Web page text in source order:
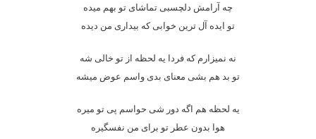
چه آرامش دلچسبی تماشای تو بهم میده
تو ایده آل ترین خوابی که بیداری من دیده
نه نمیزارم که فردا یه لحظه از تو خالی شه
تو بد هم بشی معنای بدی واسم عوض میشه
یه لحظه هم اگه دور شی حواسم پی تو میره
هوا بدون عطر تو برای من نفسگیره